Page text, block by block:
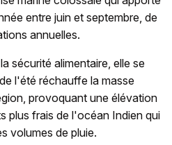
entre juin et septembre, de
annuelles.
sécurité alimentaire, elle se
l'été réchauffe la masse
provoquant une élévation
plus frais de l'océan Indien qui
volumes de pluie.